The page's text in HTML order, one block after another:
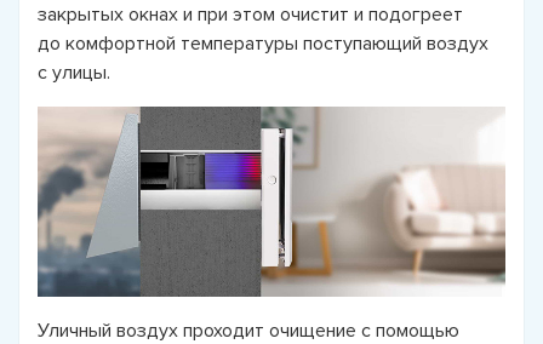
закрытых окнах и при этом очистит и подогреет
до комфортной температуры поступающий воздух
с улицы.
Уличный воздух проходит очищение с помощью